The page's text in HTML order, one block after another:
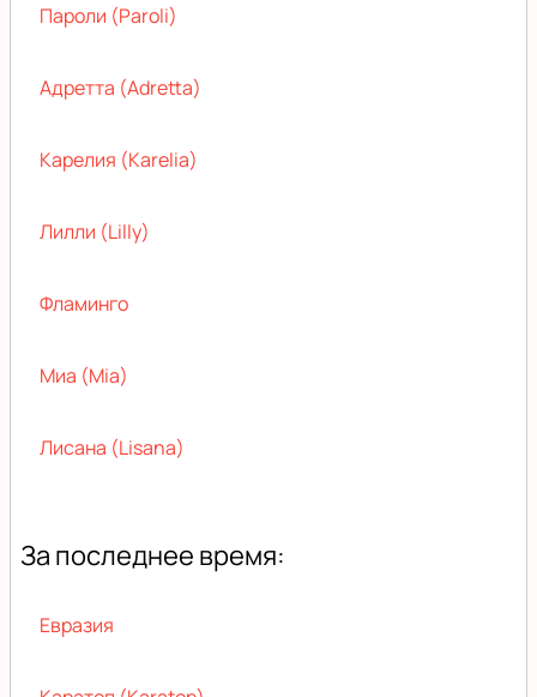
Пароли (Paroli)
Адретта (Adretta)
Карелия (Karelia)
Лилли (Lilly)
Фламинго
Миа (Mia)
Лисана (Lisana)
За последнее время:
Евразия